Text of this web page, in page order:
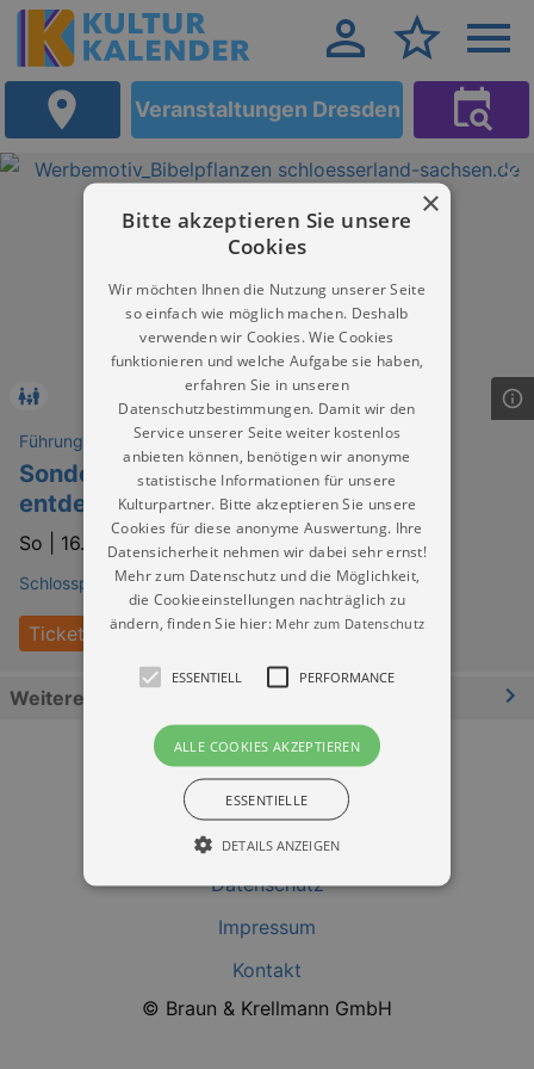
Veranstaltungen Dresden
Führungen
Sonderführung »Pflanzen der Bibel
entdecken«
So | 16.08.2026 | 13:30
Schlosspark Pillnitz Dresden-Pillnitz
Tickets
Weitere Informationen
Datenschutz
Impressum
Kontakt
© Braun & Krellmann GmbH
×
Bitte akzeptieren Sie unsere
Cookies
Wir möchten Ihnen die Nutzung unserer Seite
so einfach wie möglich machen. Deshalb
verwenden wir Cookies. Wie Cookies
funktionieren und welche Aufgabe sie haben,
erfahren Sie in unseren
Datenschutzbestimmungen. Damit wir den
Service unserer Seite weiter kostenlos
anbieten können, benötigen wir anonyme
statistische Informationen für unsere
Kulturpartner. Bitte akzeptieren Sie unsere
Cookies für diese anonyme Auswertung. Ihre
Datensicherheit nehmen wir dabei sehr ernst!
Mehr zum Datenschutz und die Möglichkeit,
die Cookieeinstellungen nachträglich zu
ändern, finden Sie hier: Mehr zum Datenschutz
ESSENTIELL PERFORMANCE
ALLE COOKIES AKZEPTIEREN
ESSENTIELLE
DETAILS ANZEIGEN
Essentiell Performance
Essentielle Cookies werden für die
grundlegenden Funktionen unserer Webseite
gebraucht. Zum Beispiel für das Login in Ihren